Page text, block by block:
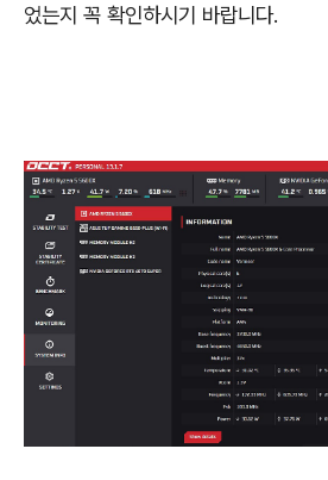
었는지 꼭 확인하시기 바랍니다.